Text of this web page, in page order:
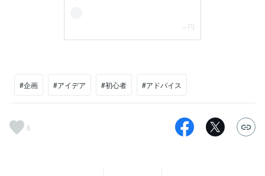
#企画 #アイデア #初心者 #アドバイス
6